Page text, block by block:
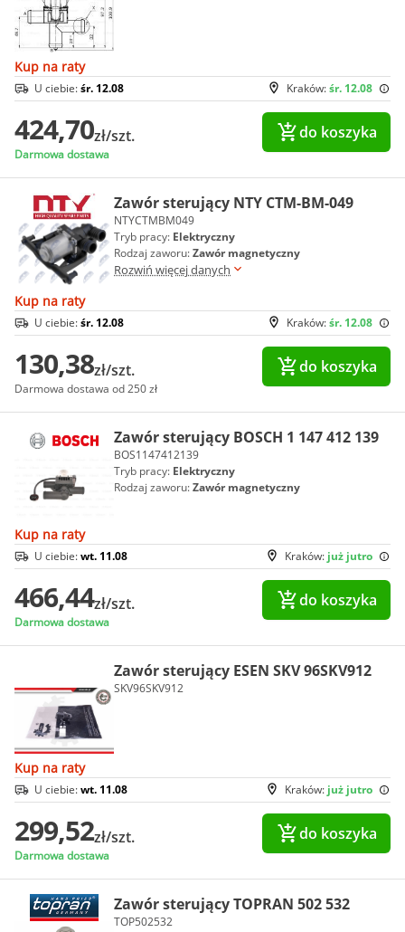
Kup na raty
Kraków:śr. 12.08
U ciebie:śr. 12.08
424,70zł/szt.
Darmowa dostawa
do koszyka
Zawór sterujący NTY CTM-BM-049
NTYCTMBM049
Tryb pracy: Elektryczny
Rodzaj zaworu:Zawór magnetyczny
Rozwiń więcej danych
Kup na raty
Kraków:śr. 12.08
U ciebie:śr. 12.08
130,38zł/szt.
Darmowa dostawa od 250 zł
do koszyka
Zawór sterujący BOSCH 1 147 412 139
BOS1147412139
Tryb pracy: Elektryczny
Rodzaj zaworu:Zawór magnetyczny
Kup na raty
Kraków: już jutro
U ciebie:wt. 11.08
466,44zł/szt.
Darmowa dostawa
do koszyka
Zawór sterujący ESEN SKV 96SKV912
SKV96SKV912
Kup na raty
Kraków: już jutro
U ciebie:wt. 11.08
299,52zł/szt.
Darmowa dostawa
do koszyka
Zawór sterujący TOPRAN 502 532
TOP502532